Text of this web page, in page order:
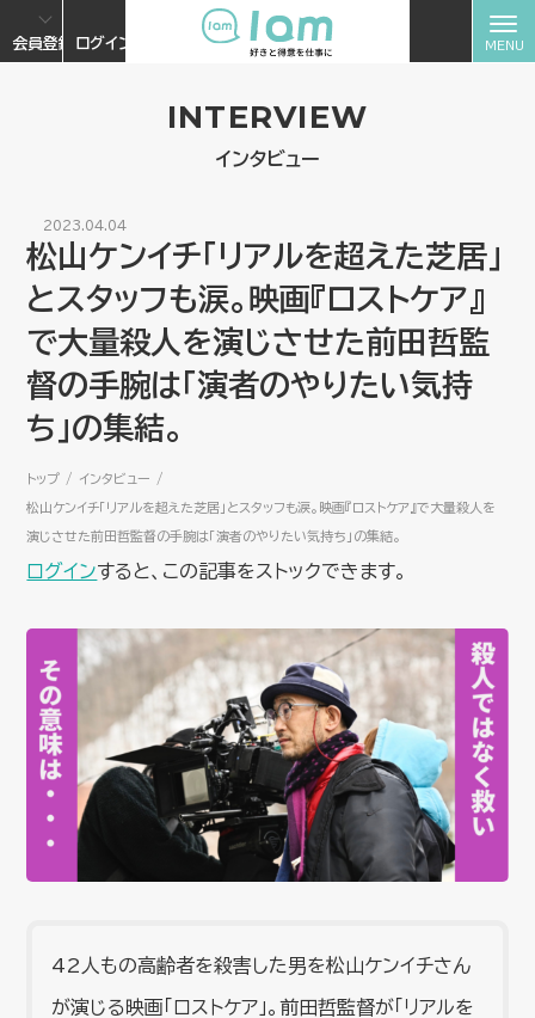
会員登録 ログイン
INTERVIEW
インタビュー
2023.04.04
松山ケンイチ「リアルを超えた芝居」
とスタッフも涙。映画『ロストケア』
で大量殺人を演じさせた前田哲監
督の手腕は「演者のやりたい気持
ち」の集結。
トップ インタビュー
松山ケンイチ「リアルを超えた芝居」とスタッフも涙。映画『ロストケア』で大量殺人を
演じさせた前田哲監督の手腕は「演者のやりたい気持ち」の集結。
ログインすると、この記事をストックできます。
42人もの高齢者を殺害した男を松山ケンイチさん
が演じる映画「ロストケア」。前田哲監督が「リアルを